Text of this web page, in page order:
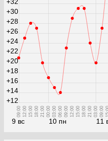
9 вс
09:00 12:00 15:00 18:00 21:00
10 пн
00:00 03:00 06:00 09:00 12:00 15:00 18:00 21:00
11
03:00 09:00
+12
+14
+16
+18
+20
+22
+24
+26
+28
+30